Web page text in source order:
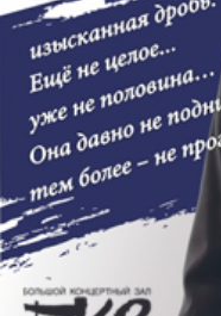
II отделение:
Франческо
цикл «Песни
respiri.
L'Alba separa
In van preghi
Che dici, o parola
Неаполитанская
Луиджи Денца
Томмазо
«Шесть сестёр»